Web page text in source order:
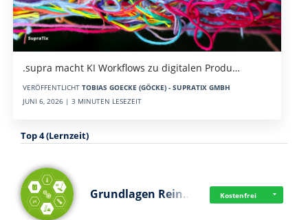
.supra macht KI Workflows zu digitalen Produ…
VERÖFFENTLICHT TOBIAS GOECKE (GÖCKE) - SUPRATIX GMBH
JUNI 6, 2026 | 3 MINUTEN LESEZEIT
Top 4 (Lernzeit)
Grundlagen Rein… Kostenfrei